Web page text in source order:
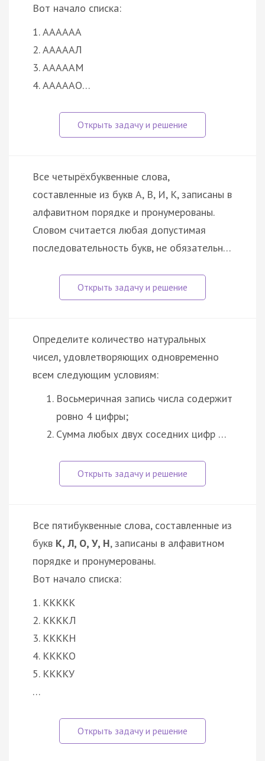
Вот начало списка:
1. АААААА
2. АААААЛ
3. АААААМ
4. АААААО…
Все четырёхбуквенные слова,
составленные из букв А, В, И, К, записаны в
алфавитном порядке и пронумерованы.
Словом считается любая допустимая
последовательность букв, не обязательн…
Определите количество натуральных
чисел, удовлетворяющих одновременно
всем следующим условиям:
Восьмеричная запись числа содержит
ровно 4 цифры;
Сумма любых двух соседних цифр …
Все пятибуквенные слова, составленные из
букв К, Л, О, У, Н, записаны в алфавитном
порядке и пронумерованы.
Вот начало списка:
1. ККККК
2. ККККЛ
3. ККККН
4. ККККО
5. ККККУ
…